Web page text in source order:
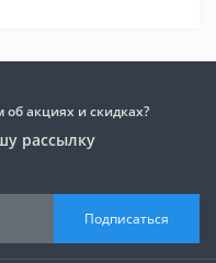
об акциях и скидках?
рассылку
Подписаться